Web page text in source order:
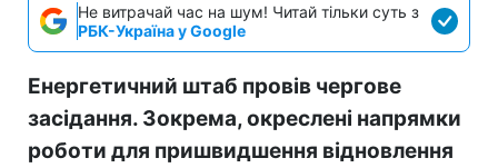
Не витрачай час на шум! Читай тільки суть з
РБК-Україна у Google
Енергетичний штаб провів чергове
засідання. Зокрема, окреслені напрямки
роботи для пришвидшення відновлення